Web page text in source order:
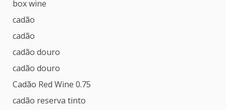
box wine
cadão
cadão
cadão douro
cadão douro
Cadão Red Wine 0.75
cadão reserva tinto